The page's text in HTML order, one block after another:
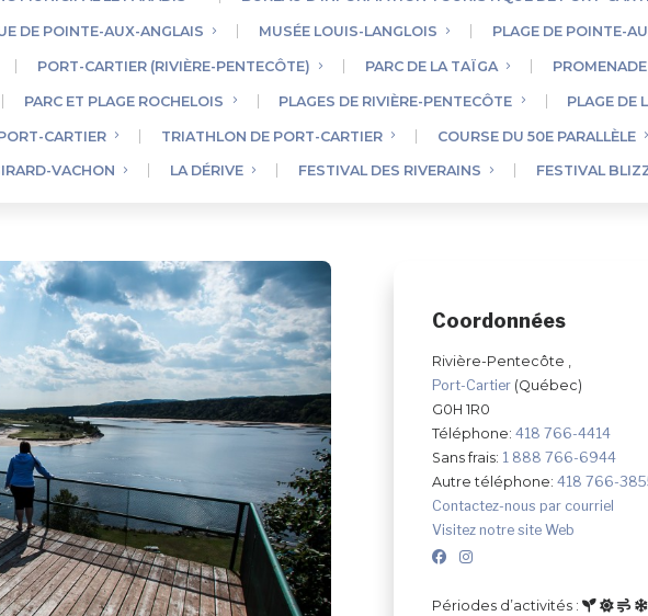
DE POINTE-AUX-ANGLAIS MUSÉE LOUIS-LANGLOIS PLAGE DE POINTE-
PORT-CARTIER (RIVIÈRE-PENTECÔTE) PARC DE LA TAÏGA
PARC ET PLAGE ROCHELOIS PLAGES DE RIVIÈRE-PENTECÔTE PLAGE DE
CARTIER TRIATHLON DE PORT-CARTIER COURSE DU 50E PARALLÈLE
VACHON LA DÉRIVE FESTIVAL DES RIVERAINS FESTIVAL
Coordonnées
Rivière-Pentecôte ,
Port-Cartier (Québec)
G0H 1R0
Téléphone: 418 766-4414
Sans frais: 1 888 766-6944
Autre téléphone: 418 766-
Contactez-nous par courriel
Visitez notre site Web
Périodes d’activités :